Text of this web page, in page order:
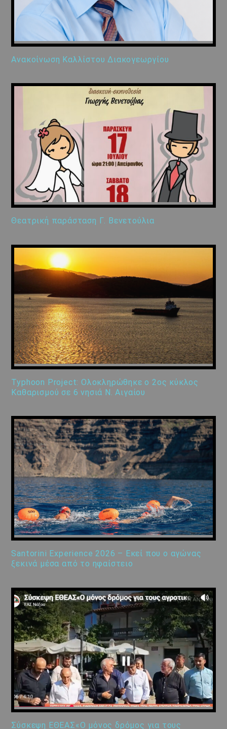
Ανακοίνωση Καλλίστου Διακογεωργίου
Θεατρική παράσταση Γ. Βενετούλια
Typhoon Project: Ολοκληρώθηκε ο 2ος κύκλος
Καθαρισμού σε 6 νησιά Ν. Αιγαίου
Santorini Experience 2026 – Εκεί που ο αγώνας
ξεκινά μέσα από το ηφαίστειο
Σύσκεψη ΕΘΕΑΣ«Ο μόνος δρόμος για τους